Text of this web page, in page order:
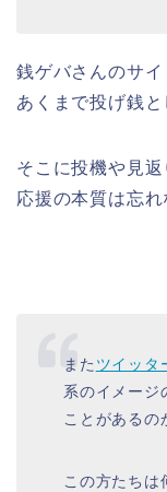
銭ゲバさんのサイ
あくまで投げ銭と
そこに投機や見返
応援の本質は忘
また ツイッタ
系のイメージ
ことがあるの
この方たちは